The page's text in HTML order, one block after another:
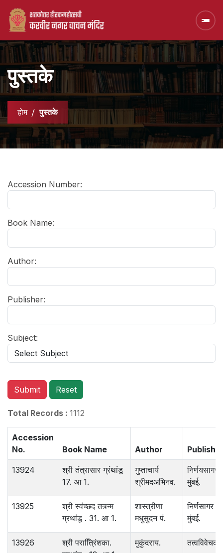
पुस्तके
होम पुस्तके
Accession Number:
Book Name:
Author:
Publisher:
Subject:
Submit Reset
Total Records : 1112
Accession
No.
Book Name Author
13924
श्री तंत्रासार ग्रंथांडू
17. आ 1.
गुप्ताचार्य
श्रीमदअभिनव.
मुंबई.
13925
श्री स्वंच्छद तत्र्न्म
ग्रथांडू . 31. आ 1.
शास्त्रीणा
मधुसुदन पं.
निर्णसागर
मुंबई.
13926
श्री परात्रििंशका.
मुकुंदराय. तत्वविवेचक